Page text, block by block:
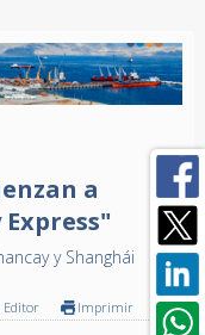
a
y Shanghái
Editor Imprimir